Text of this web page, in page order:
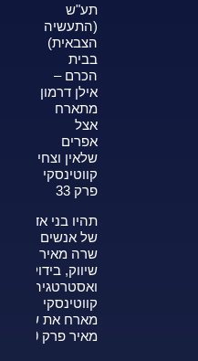
תע"ש
(התעשיה
הצבאית)
בבית
הכרם –
אילן דרמון
מתארח
אצל
אפרים
שלאין וצחי
קווטינסקי
פרק 33
תהיו בני אדם
של אנשים —
שרה מאיר על
שיווק, בידול
ואסטרטגיה-צחי
קווטינסקי
מארח את שרה
מאיר פרק 339